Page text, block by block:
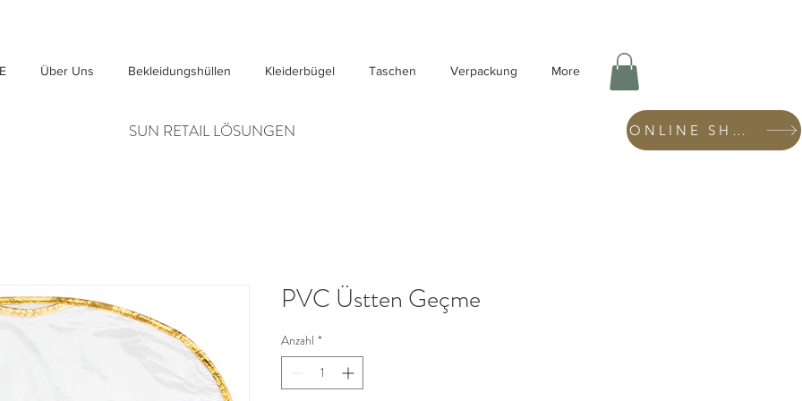
Über Uns Bekleidungshüllen Kleiderbügel Taschen Verpackung More
SUN RETAIL LÖSUNGEN ONLINE SHOP
PVC Üstten Geçme
Anzahl *